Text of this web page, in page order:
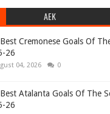
AEK
Cremonese Goals Of
26
04, 2026 0
Atalanta Goals Of The
26